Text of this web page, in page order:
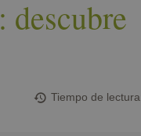
Tiempo de lectura